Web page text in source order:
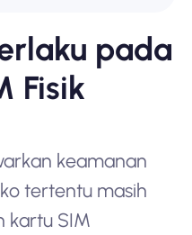
pada
Fisik
keamanan
tertentu masih
kartu SIM